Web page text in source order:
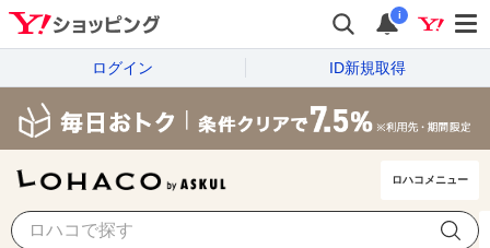
i
ログイン ID新規取得
ロハコメニュー